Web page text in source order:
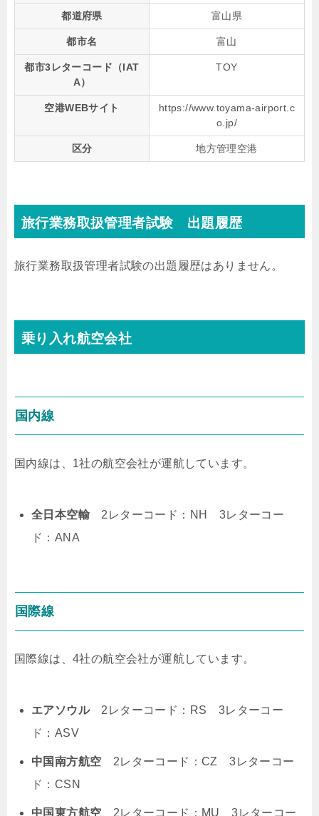
都道府県 富山県
都市名 富山
都市3レターコード（IAT
A）
TOY
空港WEBサイト
https://www.toyama-airport.c
o.jp/
区分 地方管理空港
旅行業務取扱管理者試験 出題履歴
旅行業務取扱管理者試験の出題履歴はありません。
乗り入れ航空会社
国内線
国内線は、1社の航空会社が運航しています。
全日本空輸 2レターコード：NH 3レターコー
ド：ANA
国際線
国際線は、4社の航空会社が運航しています。
エアソウル2レターコード：RS 3レターコー
ド：ASV
中国南方航空 2レターコード：CZ 3レターコー
ド：CSN
中国東方航空 2レターコード：MU 3レターコー